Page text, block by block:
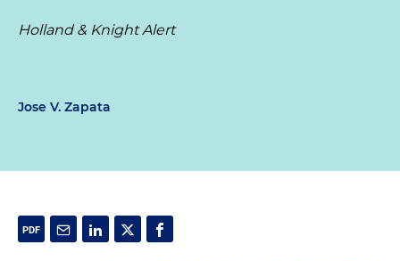
Holland & Knight Alert
Jose V. Zapata